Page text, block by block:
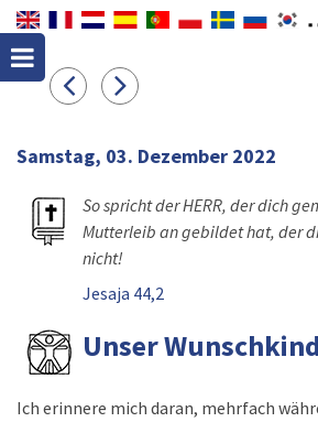
Samstag, 03. Dezember 2022
So spricht der HERR, der dich
Mutterleib an gebildet hat, der
nicht!
Jesaja 44,2
Unser Wunschkind
Ich erinnere mich daran, mehrfach